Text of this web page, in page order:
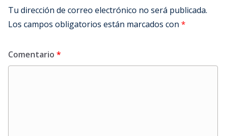
Tu dirección de correo electrónico no será publicada.
Los campos obligatorios están marcados con *
Comentario *